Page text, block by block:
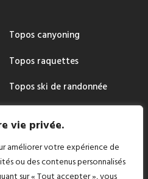
vie privée.
améliorer votre expérience de
ou des contenus personnalisés
sur « Tout accepter », vous
Topos canyoning
Topos raquettes
Topos ski de randonnée